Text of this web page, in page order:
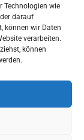
Technologien wie
darauf
können wir Daten
verarbeiten.
können